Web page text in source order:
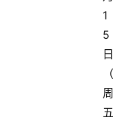
1
5
日
（
周
五